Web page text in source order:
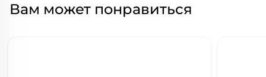
Вам может понравиться